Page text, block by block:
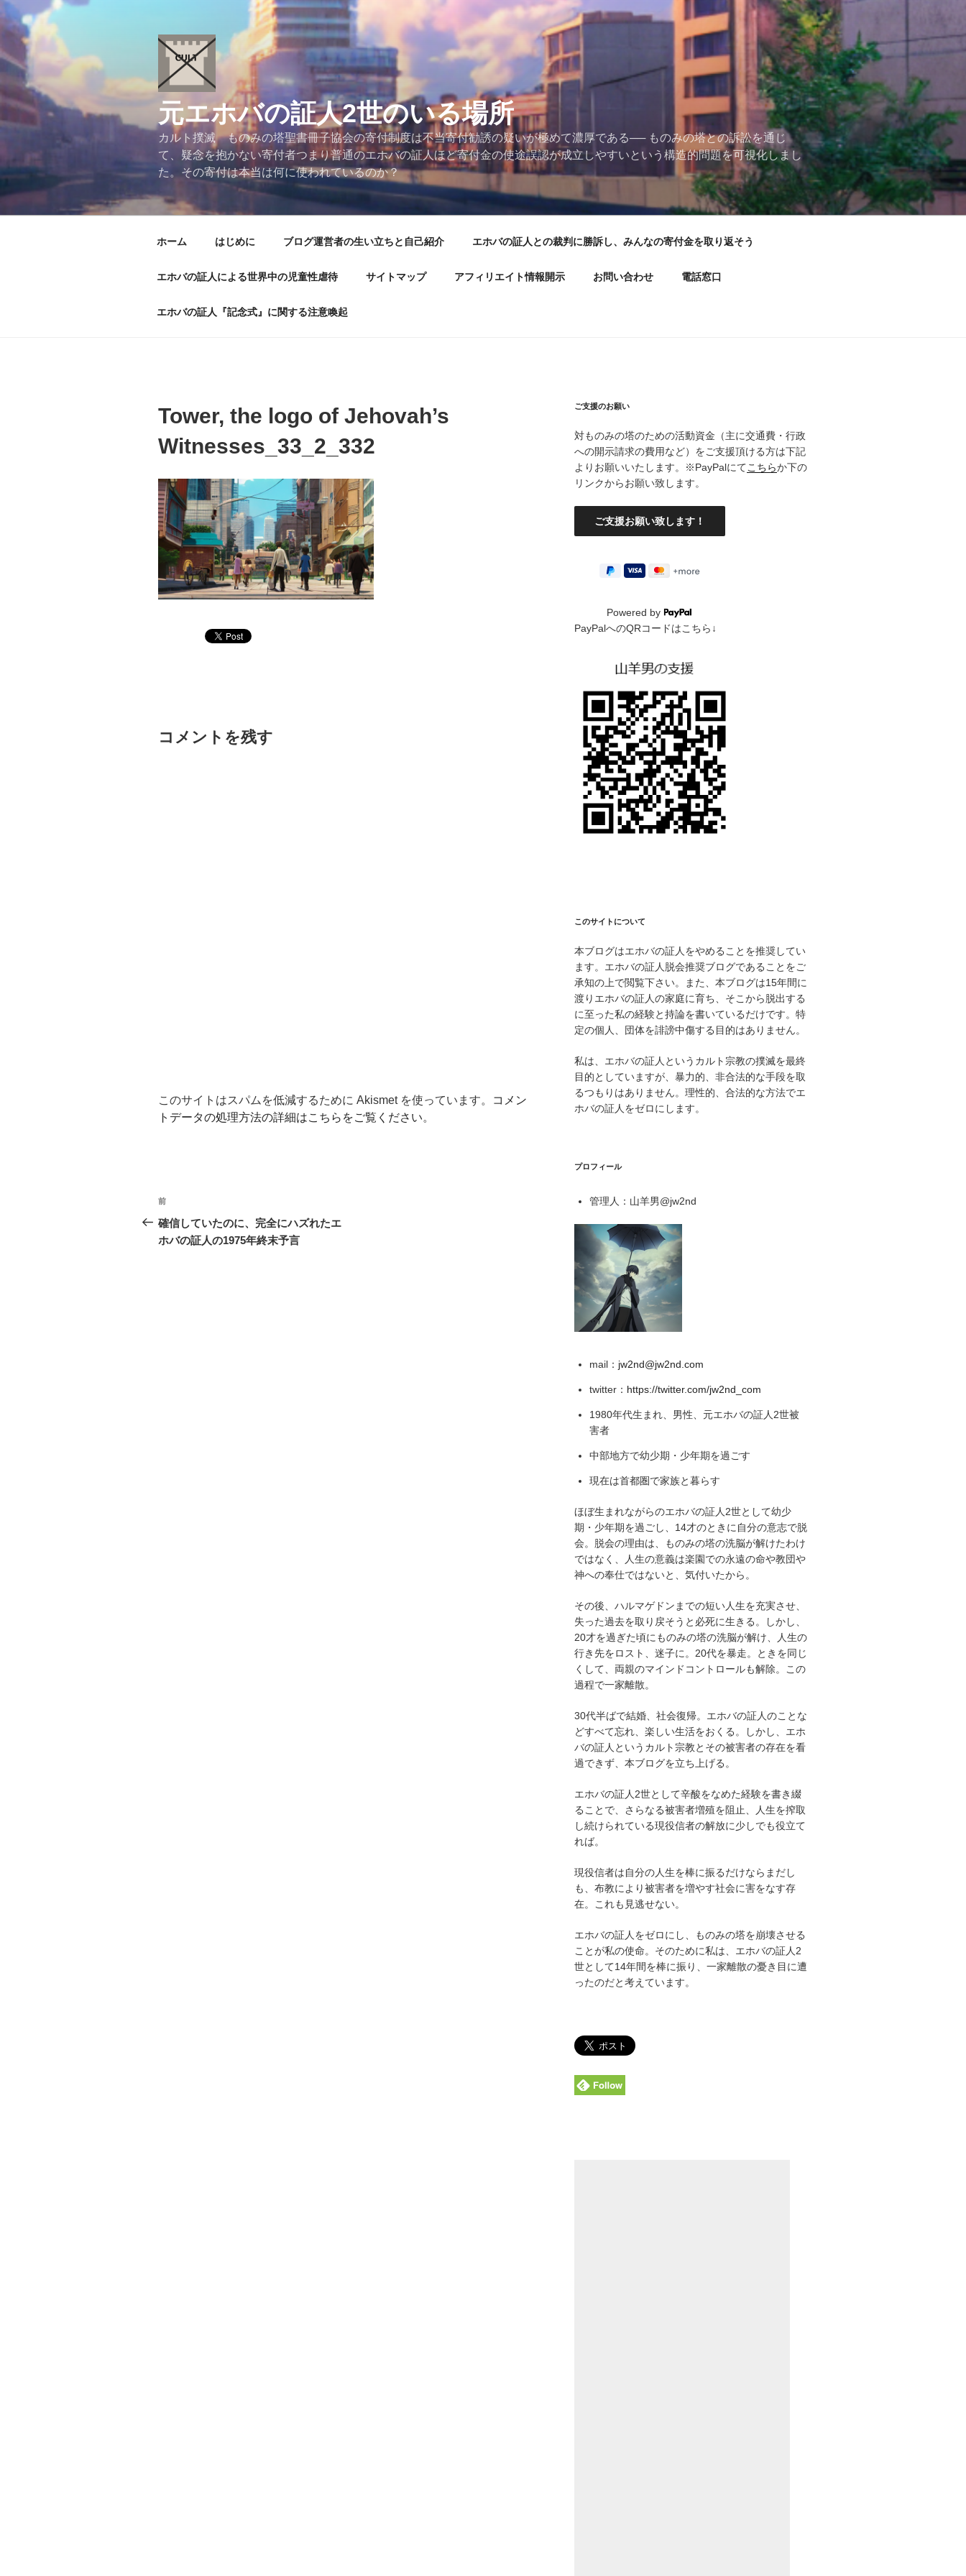
ン
ン
ツ
へ
キ
プ
元エホバの証人2世のいる場所
カルト撲滅 ものみの塔聖書冊子協会の寄付制度は不当寄付勧誘の疑いが極めて濃厚である── ものみの塔との訴訟を通じ
て、疑念を抱かない寄付者つまり普通のエホバの証人ほど寄付金の使途誤認が成立しやすいという構造的問題を可視化しまし
た。その寄付は本当は何に使われているのか？
ホーム はじめに ブログ運営者の生い立ちと自己紹介 エホバの証人との裁判に勝訴し、みんなの寄付金を取り返そう
エホバの証人による世界中の児童性虐待 サイトマップ アフィリエイト情報開示 お問い合わせ 電話窓口
エホバの証人『記念式』に関する注意喚起
Tower, the logo of Jehovah’s
Witnesses_33_2_332
コメントを残す
このサイトはスパムを低減するために Akismet を使っています。
コメン
トデータの処理方法の詳細はこちらをご覧ください。
投
稿
ナ
前
の
投
前
確信していたのに、完全にハズれたエ
ホバの証人の1975年終末予言
ご支援のお願い
対ものみの塔のための活動資金（主に交通費・行政
への開示請求の費用など）をご支援頂ける方は下記
よりお願いいたします。※PayPalにてこちらか下の
リンクからお願い致します。
Powered by
PayPalへのQRコードはこちら↓
このサイトについて
本ブログはエホバの証人をやめることを推奨してい
ます。エホバの証人脱会推奨ブログであることをご
承知の上で閲覧下さい。また、本ブログは15年間に
渡りエホバの証人の家庭に育ち、そこから脱出する
に至った私の経験と持論を書いているだけです。特
定の個人、団体を誹謗中傷する目的はありません。
私は、エホバの証人というカルト宗教の撲滅を最終
目的としていますが、暴力的、非合法的な手段を取
るつもりはありません。理性的、合法的な方法でエ
ホバの証人をゼロにします。
プロフィール
管理人：山羊男@jw2nd
mail： jw2nd@jw2nd.com
twitter： https://twitter.com/jw2nd_com
1980年代生まれ、男性、元エホバの証人2世被
害者
中部地方で幼少期・少年期を過ごす
現在は首都圏で家族と暮らす
ほぼ生まれながらのエホバの証人2世として幼少
期・少年期を過ごし、14才のときに自分の意志で脱
会。脱会の理由は、ものみの塔の洗脳が解けたわけ
ではなく、人生の意義は楽園での永遠の命や教団や
神への奉仕ではないと、気付いたから。
その後、ハルマゲドンまでの短い人生を充実させ、
失った過去を取り戻そうと必死に生きる。しかし、
20才を過ぎた頃にものみの塔の洗脳が解け、人生の
行き先をロスト、迷子に。20代を暴走。ときを同じ
くして、両親のマインドコントロールも解除。この
過程で一家離散。
30代半ばで結婚、社会復帰。エホバの証人のことな
どすべて忘れ、楽しい生活をおくる。しかし、エホ
バの証人というカルト宗教とその被害者の存在を看
過できず、本ブログを立ち上げる。
エホバの証人2世として辛酸をなめた経験を書き綴
ることで、さらなる被害者増殖を阻止、人生を搾取
し続けられている現役信者の解放に少しでも役立て
れば。
現役信者は自分の人生を棒に振るだけならまだし
も、布教により被害者を増やす社会に害をなす存
在。これも見逃せない。
エホバの証人をゼロにし、ものみの塔を崩壊させる
ことが私の使命。そのために私は、エホバの証人2
世として14年間を棒に振り、一家離散の憂き目に遭
ったのだと考えています。